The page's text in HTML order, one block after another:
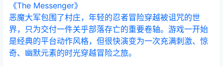
《The Messenger》
恶魔大军包围了村庄，年轻的忍者冒险穿越被诅咒的世
界，只为交付一件关乎部落存亡的重要卷轴。游戏一开始
是经典的平台动作风格，但很快演变为一次充满刺激、惊
奇、幽默元素的时光穿越冒险之旅。